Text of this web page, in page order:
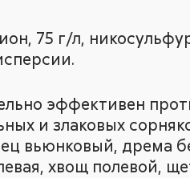
75 г/л,
эффективен
и злаковых
вьюнковый, дрема
хвощ полевой,